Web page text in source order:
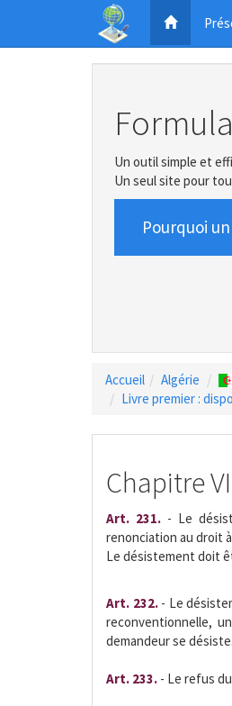
Un outil simple et
Un seul site pour
Pourquoi
Accueil Algérie
Livre premier :
Chapitre
Art. 231. - Le
renonciation au droit
Le désistement doit
Art. 232.- Le
reconventionnelle,
demandeur se désiste.
Art. 233. - Le refus